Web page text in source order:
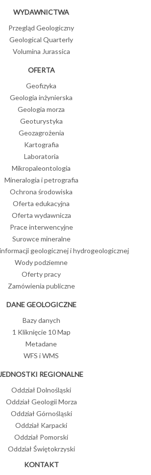
WYDAWNICTWA
Przegląd Geologiczny
Geological Quarterly
Volumina Jurassica
OFERTA
Geofizyka
Geologia inżynierska
Geologia morza
Geoturystyka
Geozagrożenia
Kartografia
Laboratoria
Mikropaleontologia
Mineralogia i petrografia
Ochrona środowiska
Oferta edukacyjna
Oferta wydawnicza
Prace interwencyjne
Surowce mineralne
geologicznej i hydrogeologicznej
Wody podziemne
Oferty pracy
Zamówienia publiczne
DANE GEOLOGICZNE
Bazy danych
1 Kliknięcie 10 Map
Metadane
WFS i WMS
JEDNOSTKI REGIONALNE
Oddział Dolnośląski
Oddział Geologii Morza
Oddział Górnośląski
Oddział Karpacki
Oddział Pomorski
Oddział Świętokrzyski
KONTAKT